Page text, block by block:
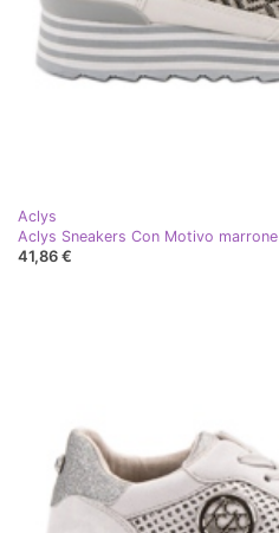
Aclys
Aclys Sneakers Con Motivo marrone
41,86 €